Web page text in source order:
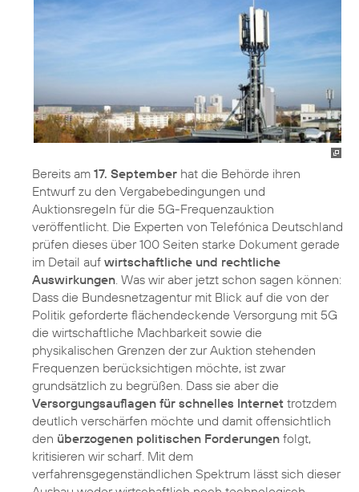
Bereits am 17. September hat die Behörde ihren
Entwurf zu den Vergabebedingungen und
Auktionsregeln für die 5G-Frequenzauktion
veröffentlicht. Die Experten von Telefónica Deutschland
prüfen dieses über 100 Seiten starke Dokument gerade
im Detail auf wirtschaftliche und rechtliche
Auswirkungen . Was wir aber jetzt schon sagen können:
Dass die Bundesnetzagentur mit Blick auf die von der
Politik geforderte flächendeckende Versorgung mit 5G
die wirtschaftliche Machbarkeit sowie die
physikalischen Grenzen der zur Auktion stehenden
Frequenzen berücksichtigen möchte, ist zwar
grundsätzlich zu begrüßen. Dass sie aber die
Versorgungsauflagen für schnelles Internet trotzdem
deutlich verschärfen möchte und damit offensichtlich
den überzogenen politischen Forderungen folgt,
kritisieren wir scharf. Mit dem
verfahrensgegenständlichen Spektrum lässt sich dieser